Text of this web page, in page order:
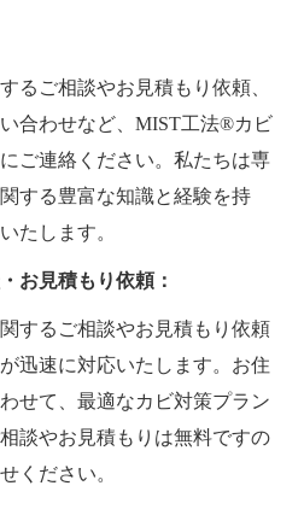
るご相談やお見積もり依頼、
合わせなど、MIST工法®カビ
ご連絡ください。私たちは専
する豊富な知識と経験を持
たします。
お見積もり依頼：
するご相談やお見積もり依頼
迅速に対応いたします。お住
せて、最適なカビ対策プラン
談やお見積もりは無料ですの
ください。